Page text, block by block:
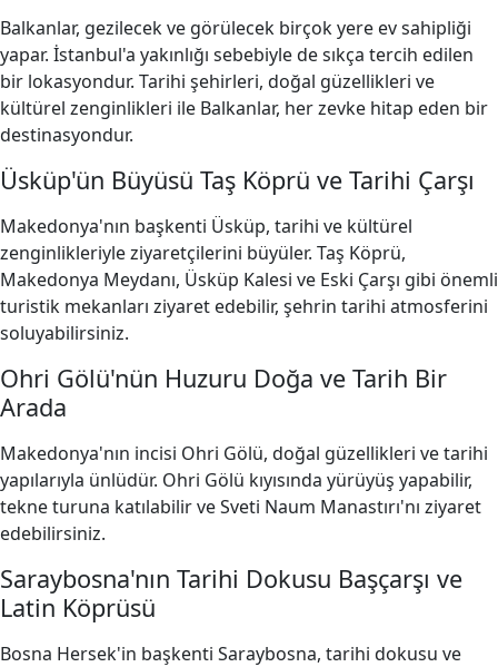
Balkanlar, gezilecek ve görülecek birçok yere ev sahipliği
yapar. İstanbul'a yakınlığı sebebiyle de sıkça tercih edilen
bir lokasyondur. Tarihi şehirleri, doğal güzellikleri ve
kültürel zenginlikleri ile Balkanlar, her zevke hitap eden bir
destinasyondur.
Üsküp'ün Büyüsü Taş Köprü ve Tarihi Çarşı
Makedonya'nın başkenti Üsküp, tarihi ve kültürel
zenginlikleriyle ziyaretçilerini büyüler. Taş Köprü,
Makedonya Meydanı, Üsküp Kalesi ve Eski Çarşı gibi önemli
turistik mekanları ziyaret edebilir, şehrin tarihi atmosferini
soluyabilirsiniz.
Ohri Gölü'nün Huzuru Doğa ve Tarih Bir
Arada
Makedonya'nın incisi Ohri Gölü, doğal güzellikleri ve tarihi
yapılarıyla ünlüdür. Ohri Gölü kıyısında yürüyüş yapabilir,
tekne turuna katılabilir ve Sveti Naum Manastırı'nı ziyaret
edebilirsiniz.
Saraybosna'nın Tarihi Dokusu Başçarşı ve
Latin Köprüsü
Bosna Hersek'in başkenti Saraybosna, tarihi dokusu ve